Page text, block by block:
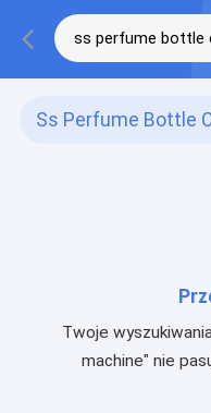
Ss Perfume Bottle
Twoje
machine" nie